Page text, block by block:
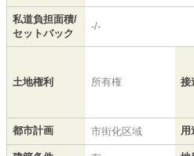
私道負担面積/
セットバック
-/-
土地権利 所有権 接
都市計画 市街化区域 用